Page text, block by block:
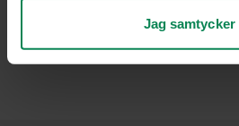
mottagarna av vår marknadsföring.
Jag samtycker